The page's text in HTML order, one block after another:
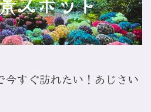
今すぐ訪れたい！あじさい